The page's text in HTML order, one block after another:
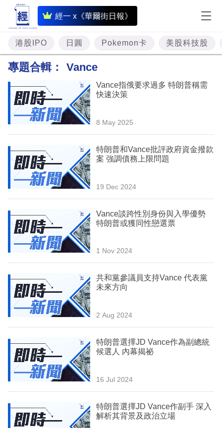
經一 x《華爾街日報》
即
時
財
經
投
資
理
業
科
技
場
生
時
事
訂
港股IPO 日圓 Pokemon卡 美股科技股
專題合輯： Vance
Vance指俄要求過多 特朗普稱需
快速決策
8 May 2025
特朗普和Vance批評政府資金撥款
案 強調債務上限問題
19 Dec 2024
Vance談跨性別身份與入學優勢
特朗普或獲同性戀選票
1 Nov 2024
共和黨參議員支持Vance 代表黨
未來方向
2 Aug 2024
特朗普選擇JD Vance作為副總統
候選人 內幕揭祕
16 Jul 2024
特朗普選擇JD Vance作副手 深入
解析其背景及政治立場